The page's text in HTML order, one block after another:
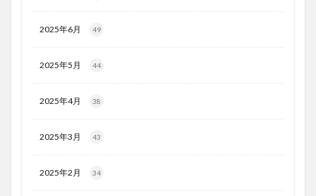
2025年6月 49
2025年5月 44
2025年4月 38
2025年3月 43
2025年2月 34